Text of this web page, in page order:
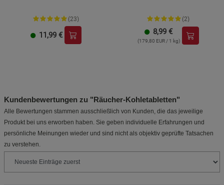
(23)
11,99 €
(2)
8,99 €
(179,80 EUR / 1 kg)
Kundenbewertungen zu "Räucher-Kohletabletten"
Alle Bewertungen stammen ausschließlich von Kunden, die das jeweilige
Produkt bei uns erworben haben. Sie geben individuelle Erfahrungen und
persönliche Meinungen wieder und sind nicht als objektiv geprüfte Tatsachen
zu verstehen.